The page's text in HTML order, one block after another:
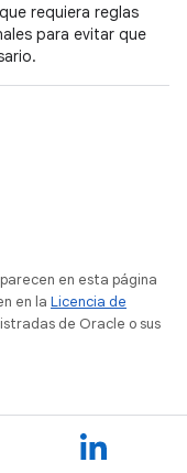
requiera reglas
para evitar que
en esta página
en la Licencia de
de Oracle o sus